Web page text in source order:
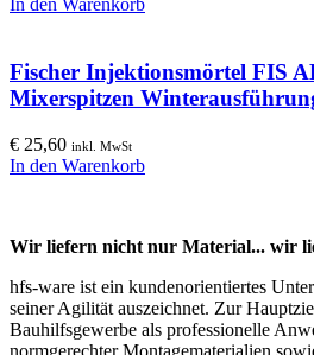
In den Warenkorb
Fischer Injektionsmörtel FIS
Mixerspitzen
€ 25,60 inkl. MwSt
In den Warenkorb
Wir liefern nicht nur Material... wir
hfs-ware ist ein kundenorientiertes
seiner Agilität auszeichnet. Zur
Bauhilfsgewerbe als professionelle
normgerechter Montagematerialien